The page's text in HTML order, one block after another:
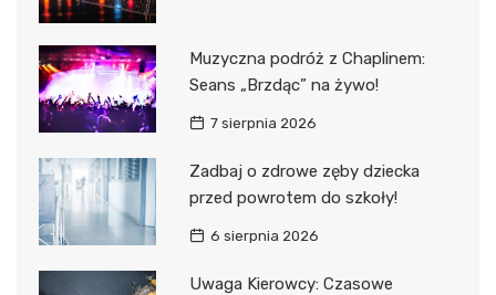
Muzyczna podróż z Chaplinem:
Seans „Brzdąc” na żywo!
7 sierpnia 2026
Zadbaj o zdrowe zęby dziecka
przed powrotem do szkoły!
6 sierpnia 2026
Uwaga Kierowcy: Czasowe